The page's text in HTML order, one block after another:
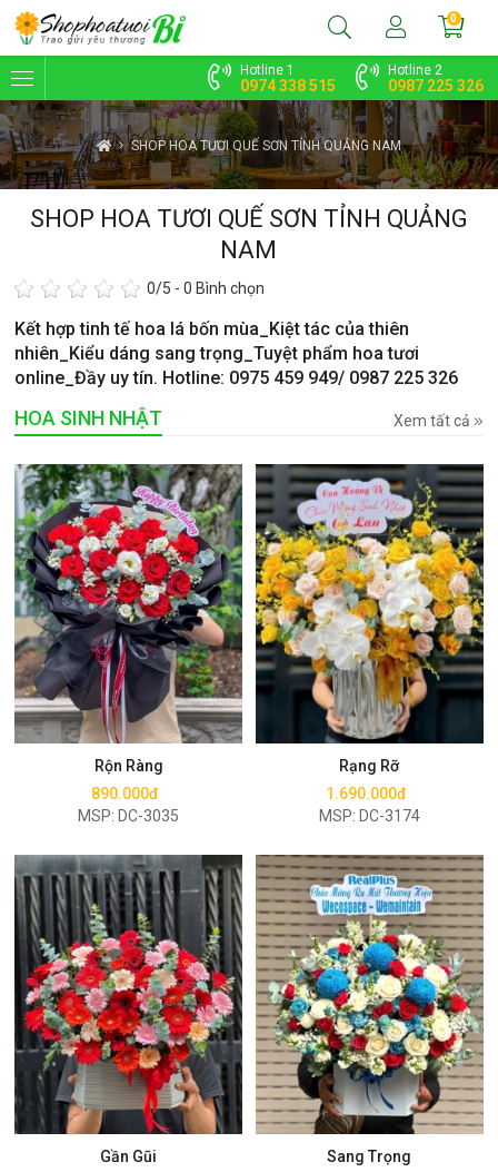
Hotline 1
0974 338 515
Hotline 2
0987 225 326
0
SHOP HOA TƯƠI QUẾ SƠN TỈNH QUẢNG NAM
SHOP HOA TƯƠI QUẾ SƠN TỈNH QUẢNG
NAM
0/5 -0 Bình chọn
Kết hợp tinh tế hoa lá bốn mùa_Kiệt tác của thiên
nhiên_Kiểu dáng sang trọng_Tuyệt phẩm hoa tươi
online_Đầy uy tín. Hotline: 0975 459 949/ 0987 225 326
HOA SINH NHẬT Xem tất cả
Rộn Ràng
890.000đ
MSP: DC-3035
Mua ngay
Rạng Rỡ
1.690.000đ
MSP: DC-3174
Mua ngay
Gần Gũi
Mua ngay
Sang Trọng
Mua ngay